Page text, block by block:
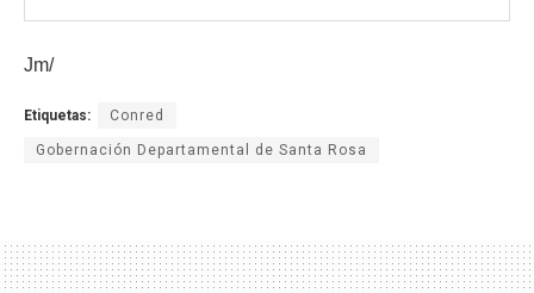
Jm/
Etiquetas: Conred
Gobernación Departamental de Santa Rosa